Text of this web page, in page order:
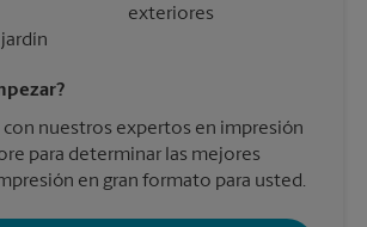
exteriores
nuestros expertos en impresión
para determinar las mejores
en gran formato para usted.